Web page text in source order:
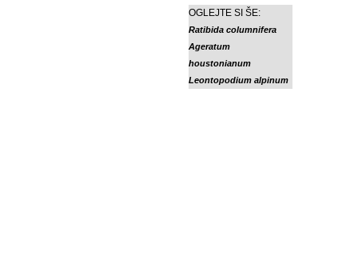
OGLEJTE SI ŠE:
Ratibida columnifera
Ageratum
houstonianum
Leontopodium alpinum